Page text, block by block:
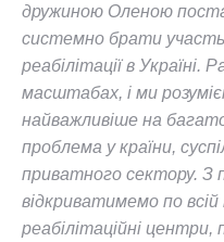
дружиною Оленою
системно брати
реабілітації в Україні.
масштабах, і ми
найважливіше на
проблема у країни,
приватного сектору. З
відкриватимемо по всій
реабілітаційні